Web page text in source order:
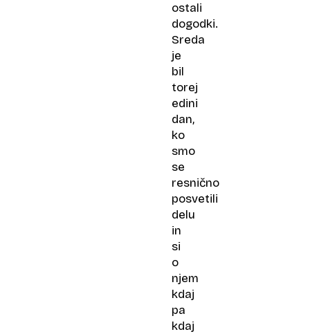
ostali
dogodki.
Sreda
je
bil
torej
edini
dan,
ko
smo
se
resnično
posvetili
delu
in
si
o
njem
kdaj
pa
kdaj